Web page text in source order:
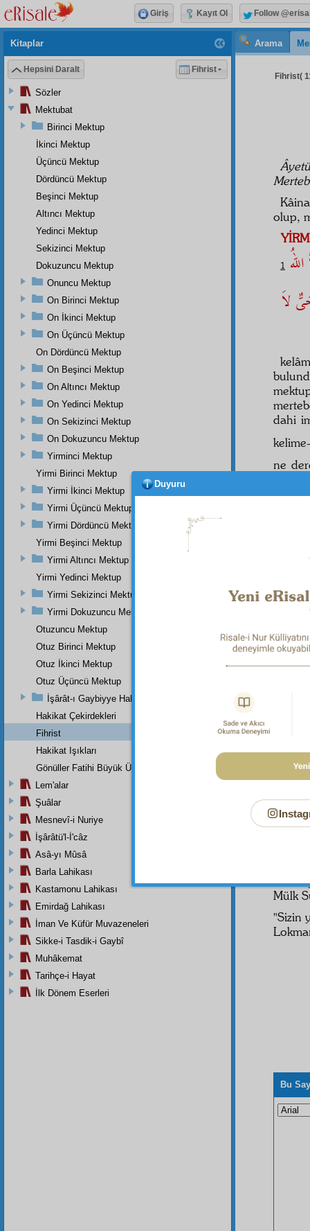
Arama
Fihrist(
olup,
1
لاَ
dahi
ne
56;
1:47;
"O
Mülk
"Sizin
Bu
Kitaplar
Hepsini Daralt Fihrist
Sözler
Mektubat
Birinci Mektup
İkinci Mektup
Üçüncü Mektup
Dördüncü Mektup
Beşinci Mektup
Altıncı Mektup
Yedinci Mektup
Sekizinci Mektup
Dokuzuncu Mektup
Onuncu Mektup
On Birinci Mektup
On İkinci Mektup
On Üçüncü Mektup
On Dördüncü Mektup
On Beşinci Mektup
On Altıncı Mektup
On Yedinci Mektup
On Sekizinci Mektup
On Dokuzuncu Mektup
Yirminci Mektup
Yirmi Birinci Mektup
Yirmi İkinci Mektup
Yirmi Üçüncü Mektup
Yirmi Dördüncü Mektup
Yirmi Beşinci Mektup
Yirmi Altıncı Mektup
Yirmi Yedinci Mektup
Yirmi Sekizinci Mektup
Yirmi Dokuzuncu Mektup
Otuzuncu Mektup
Otuz Birinci Mektup
Otuz İkinci Mektup
Otuz Üçüncü Mektup
İşârât-ı Gaybiyye Hakkında Bir Takriz
Hakikat Çekirdekleri
Fihrist
Hakikat Işıkları
Gönüller Fatihi Büyük Üstada
Lem'alar
Şuâlar
Mesnevî-i Nuriye
İşârâtü'l-İ'câz
Asâ-yı Mûsâ
Barla Lahikası
Kastamonu Lahikası
Emirdağ Lahikası
İman Ve Küfür Muvazeneleri
Sikke-i Tasdik-i Gaybî
Muhâkemat
Tarihçe-i Hayat
İlk Dönem Eserleri
Giriş Kayıt Ol Follow
Duyuru